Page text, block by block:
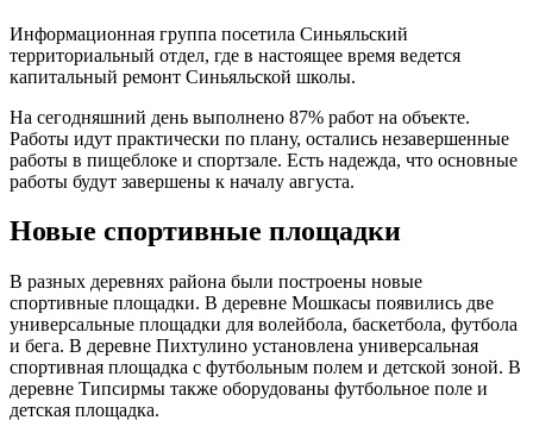
Информационная группа посетила Синьяльский
территориальный отдел, где в настоящее время ведется
капитальный ремонт Синьяльской школы.
На сегодняшний день выполнено 87% работ на объекте.
Работы идут практически по плану, остались незавершенные
работы в пищеблоке и спортзале. Есть надежда, что основные
работы будут завершены к началу августа.
Новые спортивные площадки
В разных деревнях района были построены новые
спортивные площадки. В деревне Мошкасы появились две
универсальные площадки для волейбола, баскетбола, футбола
и бега. В деревне Пихтулино установлена универсальная
спортивная площадка с футбольным полем и детской зоной. В
деревне Типсирмы также оборудованы футбольное поле и
детская площадка.